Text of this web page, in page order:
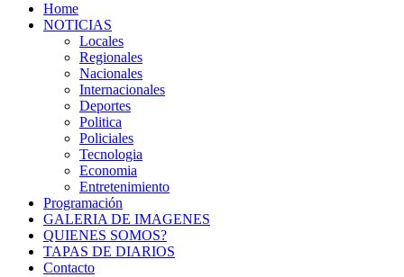
Home
NOTICIAS
Locales
Regionales
Nacionales
Internacionales
Deportes
Politica
Policiales
Tecnologia
Economia
Entretenimiento
Programación
GALERIA DE IMAGENES
QUIENES SOMOS?
TAPAS DE DIARIOS
Contacto